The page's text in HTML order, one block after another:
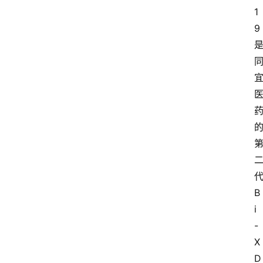
1
9
是
同
宜
医
药
的
第
二
代
B
i
-
X
D